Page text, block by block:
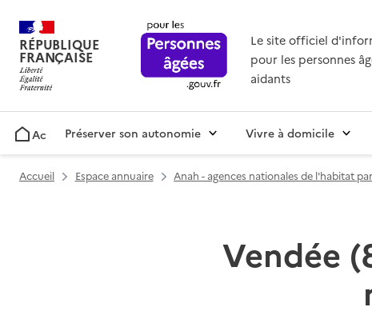
RÉPUBLIQUE
FRANÇAISE
Le site officiel
pour les personnes
aidants
AccueilPréserver son autonomie Vivre à domicile
Accueil Espace annuaire Anah - agences nationales de l'habitat
Vendée